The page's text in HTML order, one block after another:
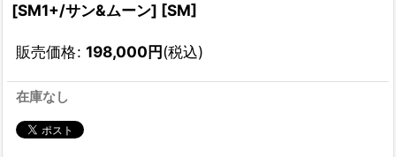
[SM1+/サン&ムーン] [SM]
販売価格: 198,000円(税込)
在庫なし